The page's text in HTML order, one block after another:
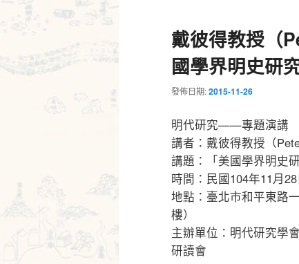
戴彼得教授（
國學界明史研
發佈日期:2015-11-26
明代研究——專題演講
講者：戴彼得教授（
講題：「美國學界明史
時間：民國104年11月
地點：臺北市和平東路
樓）
主辦單位：明代研究學
研讀會